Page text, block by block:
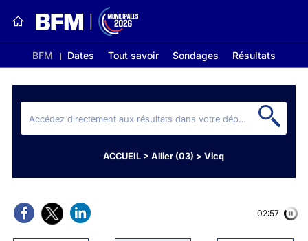
BFM Dates Tout savoir Sondages Résultats
ACCUEIL > Allier (03) > Vicq
02:56